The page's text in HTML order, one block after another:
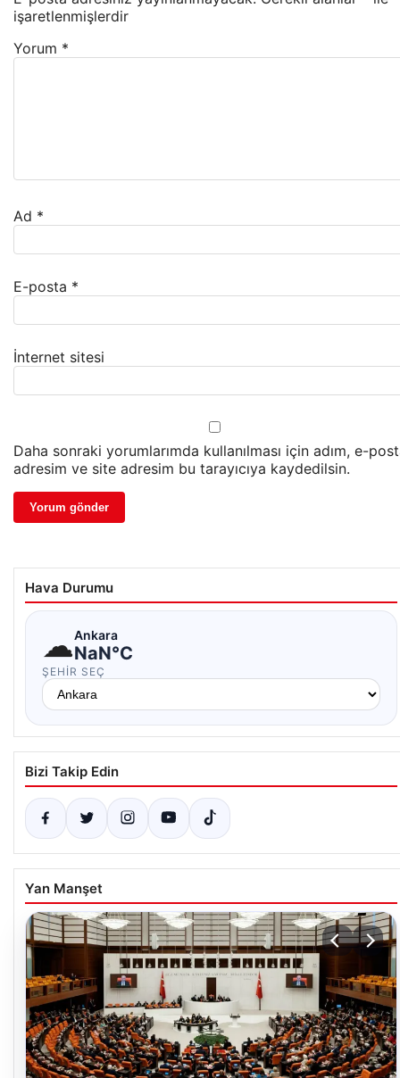
işaretlenmişlerdir
Yorum *
Ad *
E-posta *
İnternet sitesi
Daha sonraki yorumlarımda kullanılması için adım, e-
adresim ve site adresim bu tarayıcıya kaydedilsin.
Hava Durumu
☁Ankara
NaN°C
ŞEHIR SEÇ
Bizi Takip Edin
Yan Manşet